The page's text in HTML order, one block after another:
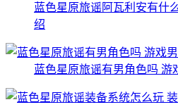
蓝色星原旅谣阿瓦利安有什
绍
蓝色星原旅谣有男角色吗 游